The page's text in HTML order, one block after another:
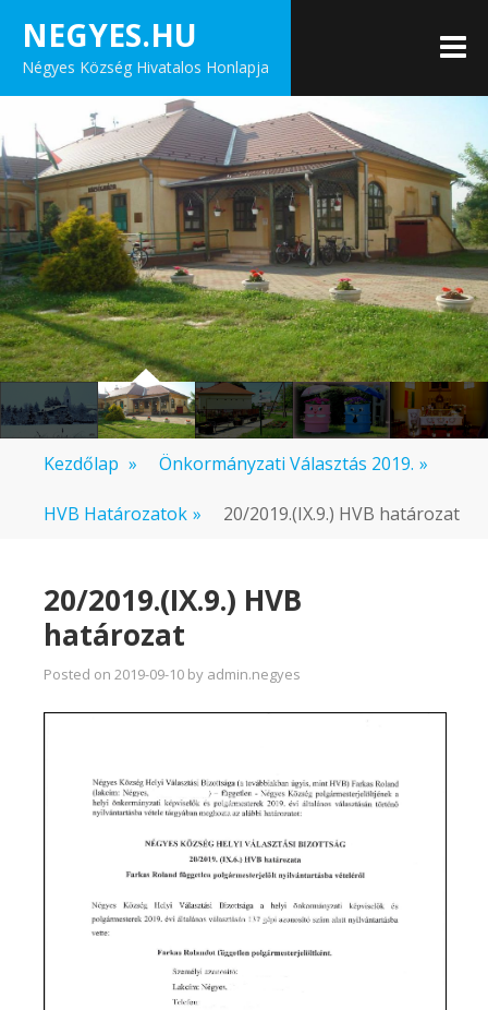
content
NEGYES.HU
Négyes Község Hivatalos Honlapja
Kezdőlap » Önkormányzati Választás 2019. »
HVB Határozatok » 20/2019.(IX.9.) HVB határozat
20/2019.(IX.9.) HVB
határozat
Posted on 2019-09-10 by admin.negyes